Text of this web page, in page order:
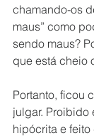
chamando-os
maus” como
sendo maus?
que está cheio
Portanto, ficou
julgar. Proibido
hipócrita e